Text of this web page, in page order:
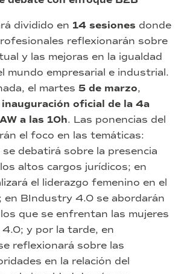
dividido en 14 sesiones donde
reflexionarán sobre
y las mejoras en la igualdad
mundo empresarial e industrial.
el martes 5 de marzo,
inauguración oficial de la 4a
a las 10h. Las ponencias del
el foco en las temáticas:
debatirá sobre la presencia
altos cargos jurídicos; en
el liderazgo femenino en el
en BIndustry 4.0 se abordarán
que se enfrentan las mujeres
y por la tarde, en
reflexionará sobre las
en la relación del